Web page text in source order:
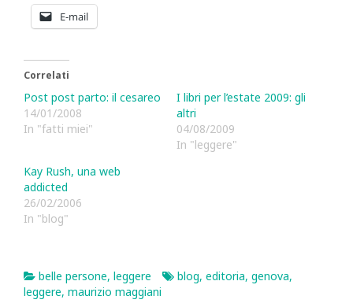
E-mail
Correlati
Post post parto: il cesareo
14/01/2008
In "fatti miei"
I libri per l’estate 2009: gli
altri
04/08/2009
In "leggere"
Kay Rush, una web
addicted
26/02/2006
In "blog"
belle persone, leggere blog, editoria, genova,
leggere, maurizio maggiani